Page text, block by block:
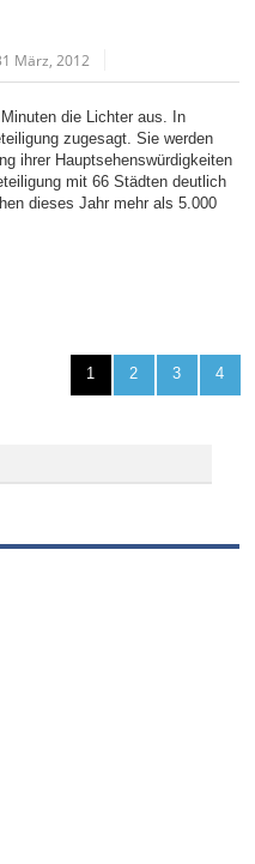
März, 2012
die Lichter aus. In
zugesagt. Sie werden
ihrer Hauptsehenswürdigkeiten
mit 66 Städten deutlich
dieses Jahr mehr als 5.000
1 2 3 4